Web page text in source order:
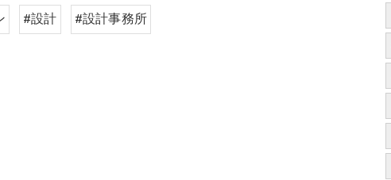
#設計 #設計事務所